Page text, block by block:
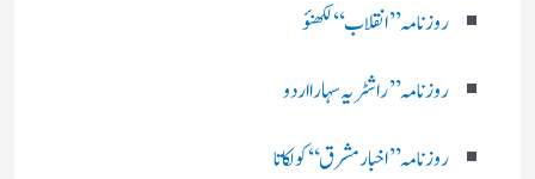
روزنامہ ’’ انقلاب‘‘ لکھنؤ
روز نامہ ’’راشٹریہ سہارا اردو
روزنامہ ’’اخبارمشرق‘‘ کولکاتا